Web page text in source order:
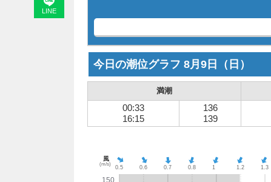
今日の潮位グラフ 8月9日 （日）
満潮
00:33
16:15
136
139
LINE